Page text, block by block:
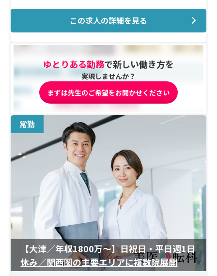
この求人の詳細を見る
ゆとりある勤務で新しい働き方を
実現しませんか？
まずは先生のご希望をお聞かせください
常勤
【大津／年収1800万〜】日祝日・平日週1日
休み／関西圏の主要エリアに複数院展開